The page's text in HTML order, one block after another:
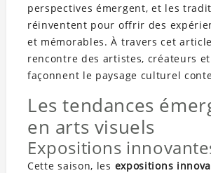
perspectives émergent, et les
réinventent pour offrir des
et mémorables. À travers cet
rencontre des artistes, créateurs
façonnent le paysage culturel
Les tendances
en arts visuels
Expositions
Cette saison, les expositions